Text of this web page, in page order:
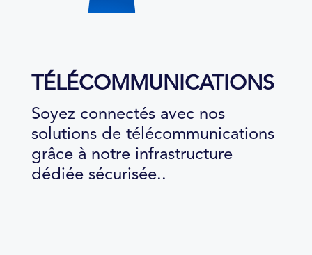
TÉLÉCOMMUNICATIONS
Soyez connectés avec nos
solutions de télécommunications
grâce à notre infrastructure
dédiée sécurisée..